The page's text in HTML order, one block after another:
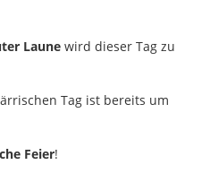
Laune wird dieser Tag zu
Tag ist bereits um
Feier!